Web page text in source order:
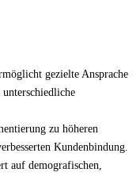
gezielte Ansprache
zu höheren
Kundenbindung.
auf demografischen,